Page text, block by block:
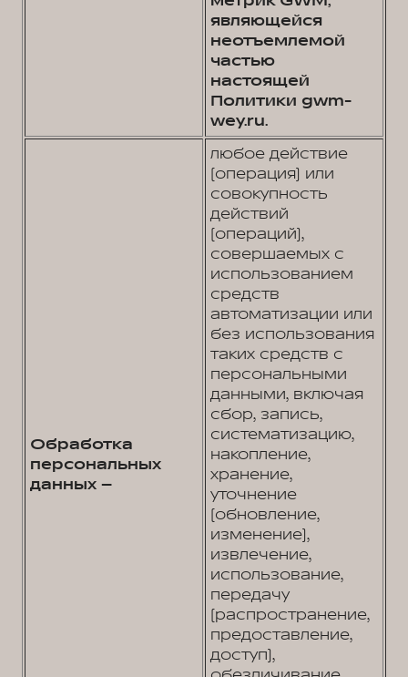
являющейся
неотъемлемой
частью
настоящей
Политики gwm-
wey.ru.
Обработка
персональных
данных –
любое действие
(операция) или
совокупность
действий
(операций),
совершаемых с
использованием
средств
автоматизации или
без использования
таких средств с
персональными
данными, включая
сбор, запись,
систематизацию,
накопление,
хранение,
уточнение
(обновление,
изменение),
извлечение,
использование,
передачу
(распространение,
предоставление,
доступ),